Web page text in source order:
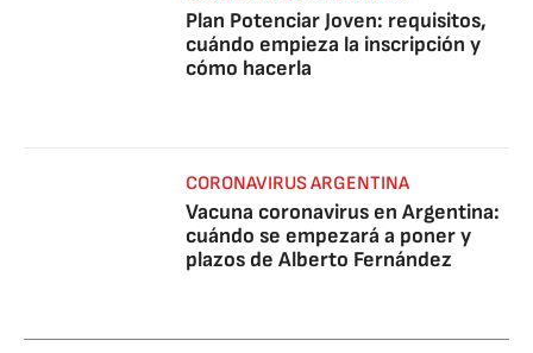
Plan Potenciar Joven: requisitos,
cuándo empieza la inscripción y
cómo hacerla
CORONAVIRUS ARGENTINA
Vacuna coronavirus en Argentina:
cuándo se empezará a poner y
plazos de Alberto Fernández